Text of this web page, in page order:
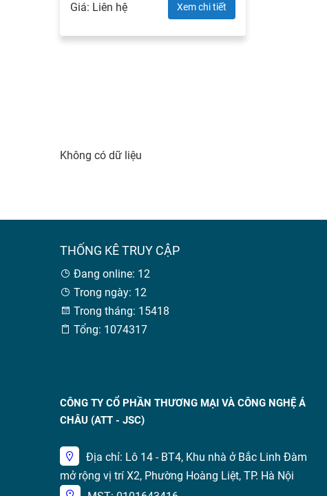
Giá: Liên hệ
Xem chi tiết
Không có dữ liệu
THỐNG KÊ TRUY CẬP
Đang online: 12
Trong ngày: 12
Trong tháng: 15418
Tổng: 1074317
CÔNG TY CỔ PHẦN THƯƠNG MẠI VÀ CÔNG NGHỆ Á
CHÂU (ATT - JSC)
Địa chỉ: Lô 14 - BT4, Khu nhà ở Bắc Linh Đàm
mở rộng vị trí X2, Phường Hoàng Liệt, TP. Hà Nội